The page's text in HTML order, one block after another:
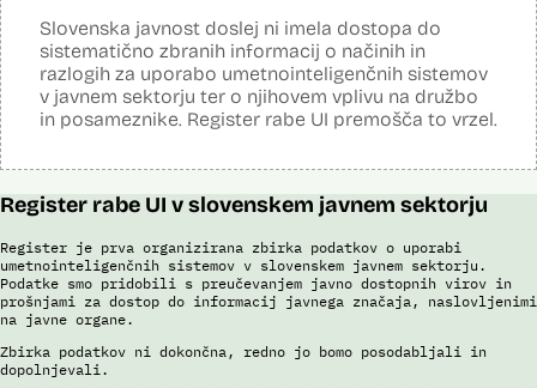
ter navedbo, ali se ujemanje nanaša na podatke o osebi ali na
podatke o potovalnem dokumentu. V primeru ujemanja poda tudi
podatke, na podlagi katerih je prišlo do ujemanja med preverjenimi
podatki in ocenjevalnimi merili.
Ocenjevalna merila so oblikovana z analitično obdelavo podatkov, pri
čemer se oblikujejo indikatorji tveganja, ki predstavljajo posamezne
predstavljajo specifične potovalne vzorce storilcev terorističnih in
omogočajo usmerjeno delo policije in drugih pristojnih organov na
na utemeljene razloge v posamičnem primeru posreduje podatke
potnikov, prijavljenih na let, oziroma podatke potnikov iz sistema
rezervacij letalskih vozovnic oziroma rezultate njihove obdelave
drugim enotam policije.
pri avtomatizirani obdelavi podatkov ter varnostna tveganja
posamično pregledajo še z neavtomatiziranimi sredstvi.
Slovenska javnost doslej ni imela dostopa do
sistematično zbranih informacij o načinih in
razlogih za uporabo umetnointeligenčnih sistemov
v javnem sektorju ter o njihovem vplivu na družbo
in posameznike. Register rabe UI premošča to vrzel.
Register rabe UI v slovenskem javnem sektorju
Register je prva organizirana zbirka podatkov o uporabi
umetnointeligenčnih sistemov v slovenskem javnem sektorju.
Podatke smo pridobili s preučevanjem javno dostopnih virov in
prošnjami za dostop do informacij javnega značaja, naslovljenimi
na javne organe.
Zbirka podatkov ni dokončna, redno jo bomo posodabljali in
dopolnjevali.